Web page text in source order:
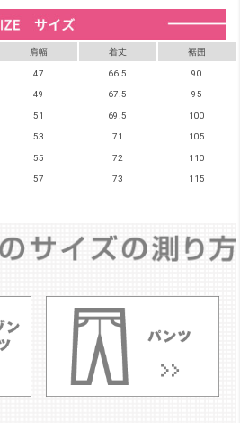
肩幅 着丈 裾囲
47 66.5 90
49 67.5 95
51 69.5 100
53 71 105
55 72 110
57 73 115